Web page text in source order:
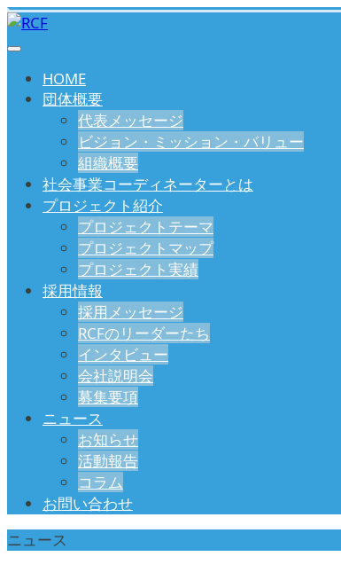
HOME
団体概要
代表メッセージ
ビジョン・ミッション・バリュー
組織概要
社会事業コーディネーターとは
プロジェクト紹介
プロジェクトテーマ
プロジェクトマップ
プロジェクト実績
採用情報
採用メッセージ
RCFのリーダーたち
インタビュー
会社説明会
募集要項
ニュース
お知らせ
活動報告
コラム
お問い合わせ
ニュース